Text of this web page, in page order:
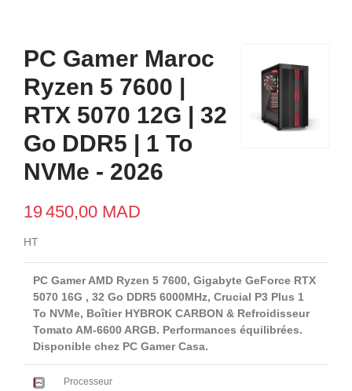
PC Gamer Maroc
Ryzen 5 7600 |
RTX 5070 12G | 32
Go DDR5 | 1 To
NVMe - 2026
19 450,00 MAD
HT
PC Gamer AMD Ryzen 5 7600, Gigabyte GeForce RTX
5070 16G , 32 Go DDR5 6000MHz, Crucial P3 Plus 1
To NVMe, Boîtier HYBROK CARBON & Refroidisseur
Tomato AM-6600 ARGB. Performances équilibrées.
Disponible chez PC Gamer Casa.
Processeur